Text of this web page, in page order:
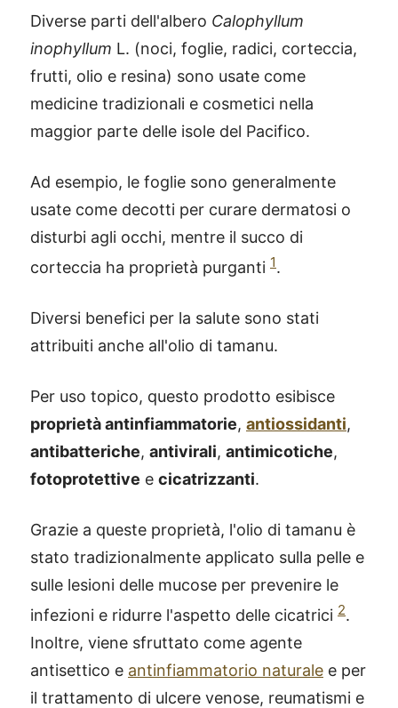
Diverse parti dell'albero Calophyllum
inophyllum L. (noci, foglie, radici, corteccia,
frutti, olio e resina) sono usate come
medicine tradizionali e cosmetici nella
maggior parte delle isole del Pacifico.
Ad esempio, le foglie sono generalmente
usate come decotti per curare dermatosi o
disturbi agli occhi, mentre il succo di
corteccia ha proprietà purganti 1.
Diversi benefici per la salute sono stati
attribuiti anche all'olio di tamanu.
Per uso topico, questo prodotto esibisce
proprietà antinfiammatorie, antiossidanti,
antibatteriche, antivirali, antimicotiche,
fotoprotettive e cicatrizzanti.
Grazie a queste proprietà, l'olio di tamanu è
stato tradizionalmente applicato sulla pelle e
sulle lesioni delle mucose per prevenire le
infezioni e ridurre l'aspetto delle cicatrici 2.
Inoltre, viene sfruttato come agente
antisettico e antinfiammatorio naturale e per
il trattamento di ulcere venose, reumatismi e